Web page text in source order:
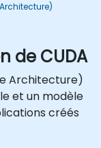
de CUDA
Architecture)
et un modèle
créés